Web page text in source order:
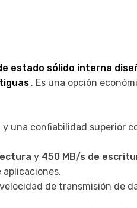
estado sólido interna
. Es una opción
una confiabilidad superior
y 450 MB/s de
de transmisión de